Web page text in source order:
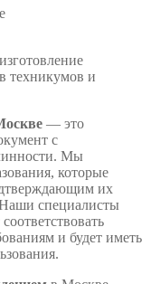
техникумов и
— это
с
Мы
которые
их
Наши специалисты
и будет иметь